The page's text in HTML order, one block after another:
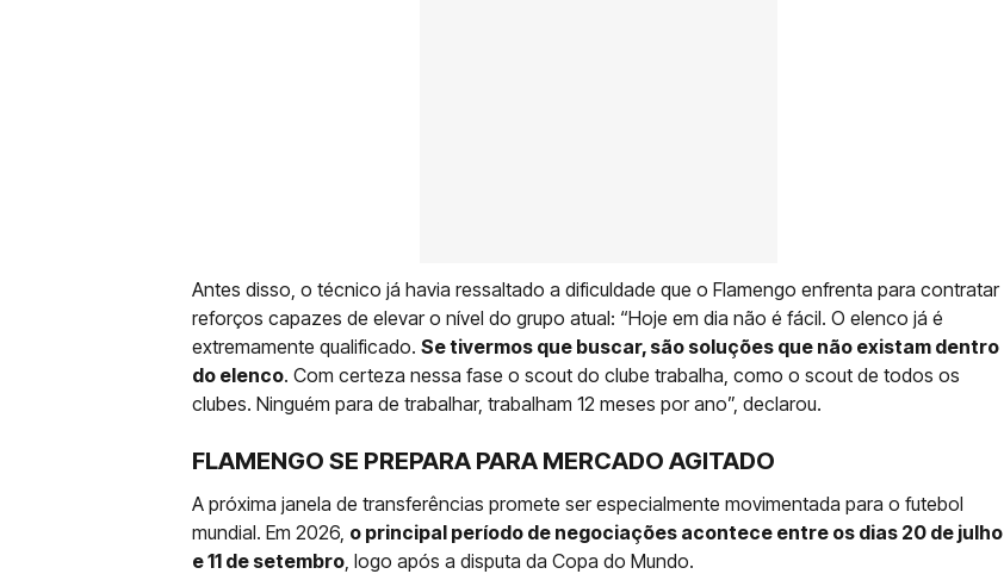
Antes disso, o técnico já havia ressaltado a dificuldade que o Flamengo enfrenta para contratar
reforços capazes de elevar o nível do grupo atual: “Hoje em dia não é fácil. O elenco já é
extremamente qualificado. Se tivermos que buscar, são soluções que não existam dentro
do elenco. Com certeza nessa fase o scout do clube trabalha, como o scout de todos os
clubes. Ninguém para de trabalhar, trabalham 12 meses por ano”, declarou.
FLAMENGO SE PREPARA PARA MERCADO AGITADO
A próxima janela de transferências promete ser especialmente movimentada para o futebol
mundial. Em 2026, o principal período de negociações acontece entre os dias 20 de julho
e 11 de setembro, logo após a disputa da Copa do Mundo.